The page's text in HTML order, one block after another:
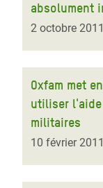
absolument
2 octobre 2011
Oxfam met
utiliser
militaires
10 février 2011